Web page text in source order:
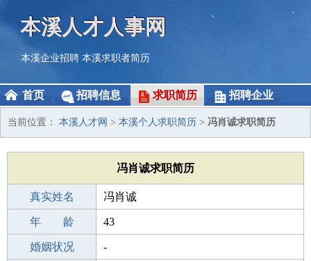
本溪人才人事网
本溪企业招聘 本溪求职者简历
首页 招聘信息 求职简历 招聘企业
当前位置： 本溪人才网 > 本溪个人求职简历 > 冯肖诚求职简历
冯肖诚求职简历
真实姓名 冯肖诚
性 别 男
年 龄 43
出生年月 1983-03-25
婚姻状况 -